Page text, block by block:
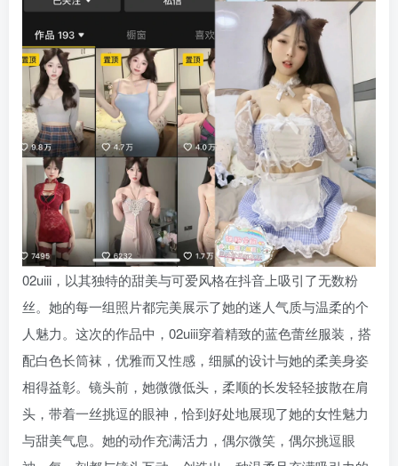
02uiii，以其独特的甜美与可爱风格在抖音上吸引了无数粉
丝。她的每一组照片都完美展示了她的迷人气质与温柔的个
人魅力。这次的作品中，02uiii穿着精致的蓝色蕾丝服装，搭
配白色长筒袜，优雅而又性感，细腻的设计与她的柔美身姿
相得益彰。镜头前，她微微低头，柔顺的长发轻轻披散在肩
头，带着一丝挑逗的眼神，恰到好处地展现了她的女性魅力
与甜美气息。她的动作充满活力，偶尔微笑，偶尔挑逗眼